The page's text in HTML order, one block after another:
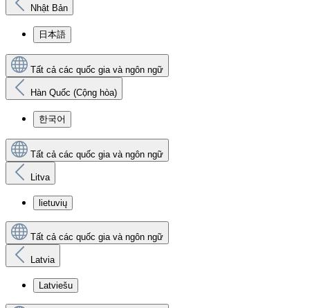
Nhật Bản
日本語
Tất cả các quốc gia và ngôn ngữ
Hàn Quốc (Cộng hòa)
한국어
Tất cả các quốc gia và ngôn ngữ
Litva
lietuvių
Tất cả các quốc gia và ngôn ngữ
Latvia
Latviešu